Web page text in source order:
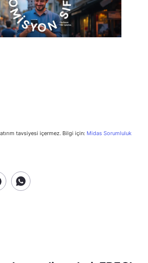
tavsiyesi içermez. Bilgi için: Midas Sorumluluk